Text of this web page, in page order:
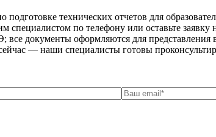
технических отчетов для
по телефону или оставьте
документы оформляются для
— наши специалисты готовы